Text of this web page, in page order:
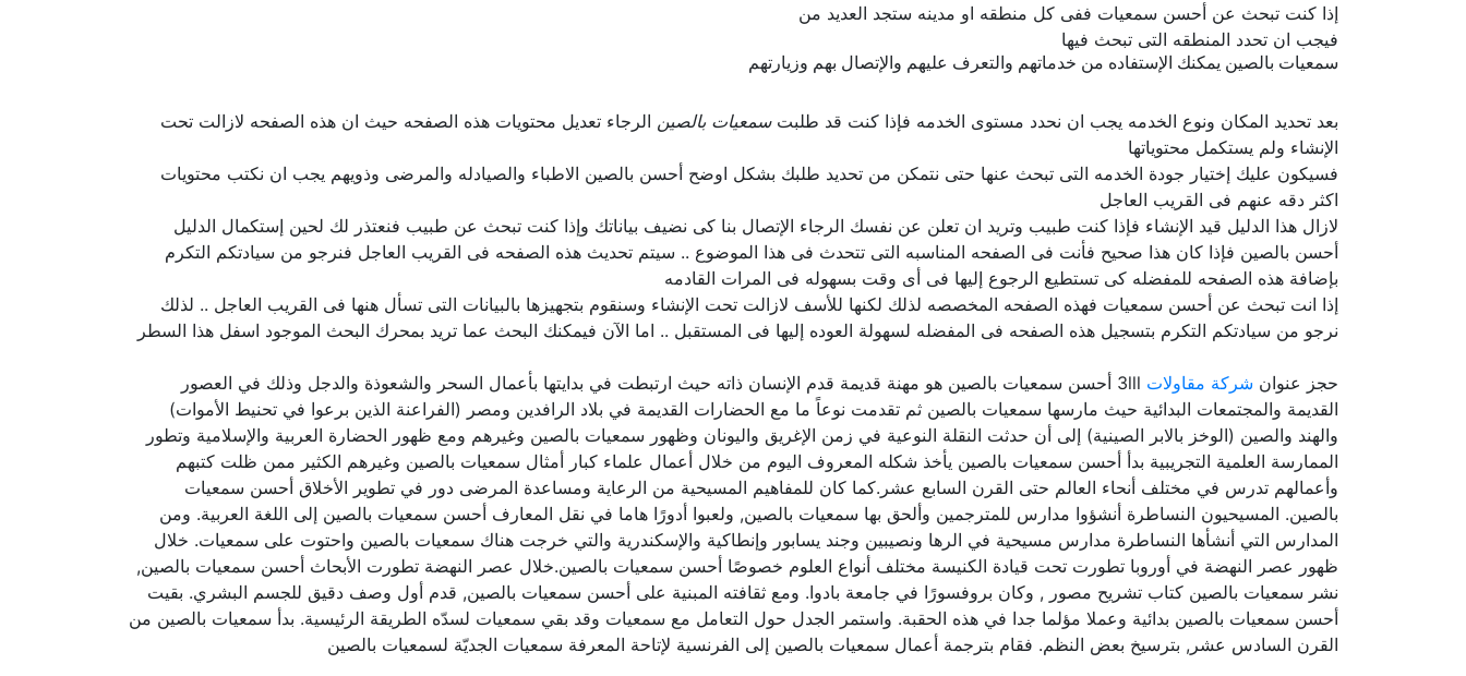
إذا كنت تبحث عن أحسن سمعيات ففى كل منطقه او مدينه ستجد العديد من
فيجب ان تحدد المنطقه التى تبحث فيها
سمعيات بالصين يمكنك الإستفاده من خدماتهم والتعرف عليهم والإتصال بهم وزيارتهم
بعد تحديد المكان ونوع الخدمه يجب ان نحدد مستوى الخدمه فإذا كنت قد طلبتسمعيات بالصين الرجاء تعديل محتويات هذه الصفحه حيث ان هذه الصفحه لازالت تحت
الإنشاء ولم يستكمل محتوياتها
فسيكون عليك إختيار جودة الخدمه التى تبحث عنها حتى نتمكن من تحديد طلبك بشكل اوضح أحسن بالصين الاطباء والصيادله والمرضى وذويهم يجب ان نكتب محتويات
اكثر دقه عنهم فى القريب العاجل
لازال هذا الدليل قيد الإنشاء فإذا كنت طبيب وتريد ان تعلن عن نفسك الرجاء الإتصال بنا كى نضيف بياناتك وإذا كنت تبحث عن طبيب فنعتذر لك لحين إستكمال الدليل
أحسن بالصين فإذا كان هذا صحيح فأنت فى الصفحه المناسبه التى تتحدث فى هذا الموضوع .. سيتم تحديث هذه الصفحه فى القريب العاجل فنرجو من سيادتكم التكرم
بإضافة هذه الصفحه للمفضله كى تستطيع الرجوع إليها فى أى وقت بسهوله فى المرات القادمه
إذا انت تبحث عن أحسن سمعيات فهذه الصفحه المخصصه لذلك لكنها للأسف لازالت تحت الإنشاء وسنقوم بتجهيزها بالبيانات التى تسأل هنها فى القريب العاجل .. لذلك
نرجو من سيادتكم التكرم بتسجيل هذه الصفحه فى المفضله لسهولة العوده إليها فى المستقبل .. اما الآن فيمكنك البحث عما تريد بمحرك البحث الموجود اسفل هذا السطر
حجز عنوان شركة مقاولات
3lll أحسن سمعيات بالصين هو مهنة قديمة قدم الإنسان ذاته حيث ارتبطت في بدايتها بأعمال السحر والشعوذة والدجل وذلك في العصور
القديمة والمجتمعات البدائية حيث مارسها سمعيات بالصين ثم تقدمت نوعاً ما مع الحضارات القديمة في بلاد الرافدين ومصر (الفراعنة الذين برعوا في تحنيط الأموات)
والهند والصين (الوخز بالابر الصينية) إلى أن حدثت النقلة النوعية في زمن الإغريق واليونان وظهور سمعيات بالصين وغيرهم ومع ظهور الحضارة العربية والإسلامية وتطور
الممارسة العلمية التجريبية بدأ أحسن سمعيات بالصين يأخذ شكله المعروف اليوم من خلال أعمال علماء كبار أمثال سمعيات بالصين وغيرهم الكثير ممن ظلت كتبهم
وأعمالهم تدرس في مختلف أنحاء العالم حتى القرن السابع عشر.كما كان للمفاهيم المسيحية من الرعاية ومساعدة المرضى دور في تطوير الأخلاق أحسن سمعيات
بالصين. المسيحيون النساطرة أنشؤوا مدارس للمترجمين وألحق بها سمعيات بالصين, ولعبوا أدورًا هاما في نقل المعارف أحسن سمعيات بالصين إلى اللغة العربية. ومن
المدارس التي أنشأها النساطرة مدارس مسيحية في الرها ونصيبين وجند يسابور وإنطاكية والإسكندرية والتي خرجت هناك سمعيات بالصين واحتوت على سمعيات. خلال
ظهور عصر النهضة في أوروبا تطورت تحت قيادة الكنيسة مختلف أنواع العلوم خصوصًا أحسن سمعيات بالصين.خلال عصر النهضة تطورت الأبحاث أحسن سمعيات بالصين,
نشر سمعيات بالصين كتاب تشريح مصور , وكان بروفسورًا في جامعة بادوا. ومع ثقافته المبنية على أحسن سمعيات بالصين, قدم أول وصف دقيق للجسم البشري. بقيت
أحسن سمعيات بالصين بدائية وعملا مؤلما جدا في هذه الحقبة. واستمر الجدل حول التعامل مع سمعيات وقد بقي سمعيات لسدّه الطريقة الرئيسية. بدأ سمعيات بالصين من
القرن السادس عشر, بترسيخ بعض النظم. فقام بترجمة أعمال سمعيات بالصين إلى الفرنسية لإتاحة المعرفة سمعيات الجديّة لسمعيات بالصين